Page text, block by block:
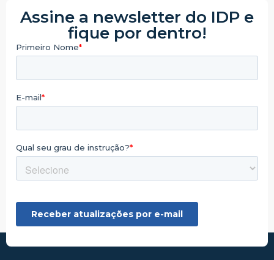
Assine a newsletter do IDP e
fique por dentro!